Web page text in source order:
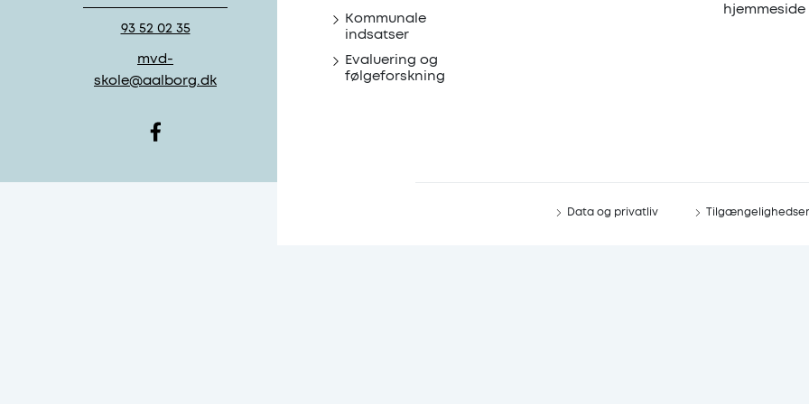
93 52 02 35
mvd-
skole@aalborg.dk
Kommunale
indsatser
Evaluering og
følgeforskning
hjemmeside
Data og privatliv